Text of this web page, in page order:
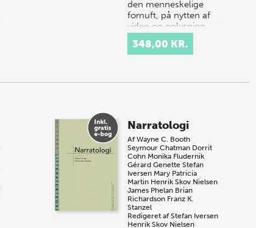
den menneskelige
fornuft, på nytten af
viden og oplysning.
derimod dens
348,00 KR.
Narratologi
AfWayne C. Booth
Seymour Chatman Dorrit
Cohn Monika Fludernik
Gérard Genette Stefan
Iversen Mary Patricia
Martin Henrik Skov Nielsen
James Phelan Brian
Richardson Franz K.
Stanzel
Redigeret afStefan Iversen
Henrik Skov Nielsen